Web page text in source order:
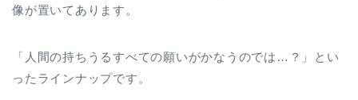
像が置いてあります。
「人間の持ちうるすべての願いがかなうのでは…？」とい
ったラインナップです。